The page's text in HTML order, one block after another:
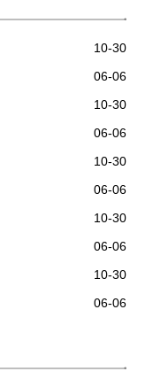
10-30
06-06
10-30
06-06
10-30
06-06
10-30
06-06
10-30
06-06